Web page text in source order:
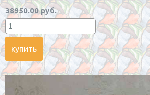
38950.00 руб.